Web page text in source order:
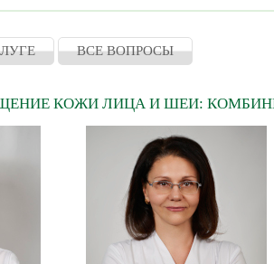
ВСЕ ВОПРОСЫ
КОЖИ ЛИЦА И ШЕИ: